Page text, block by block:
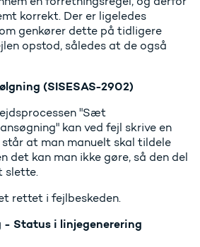
korrekt. Der er ligeledes
genkører dette på tidligere
opstod, således at de også
(SISESAS-2902)
"Sæt
kan ved fejl skrive en
at man manuelt skal tildele
det kan man ikke gøre, så den del
slette.
rettet i fejlbeskeden.
Status i linjegenerering